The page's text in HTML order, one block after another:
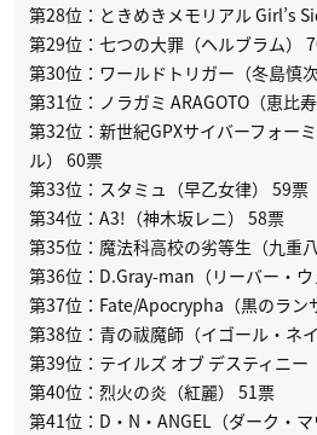
第28位：ときめきメモリアル Girl’s
第29位：七つの大罪（ヘルブラム）
第30位：ワールドトリガー（冬島慎
第31位：ノラガミ ARAGOTO（恵比
第32位：新世紀GPXサイバーフォー
ル） 60票
第33位：スタミュ（早乙女律） 59票
第34位：A3!（神木坂レニ） 58票
第35位：魔法科高校の劣等生（九重
第36位：D.Gray-man（リーバー・
第37位：Fate/Apocrypha（黒のラン
第38位：青の祓魔師（イゴール・ネ
第39位：テイルズ オブ デスティニー
第40位：烈火の炎（紅麗） 51票
第41位：D・N・ANGEL（ダーク・